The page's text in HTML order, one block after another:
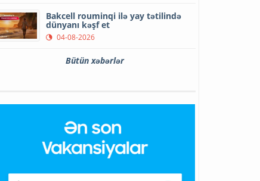
Bakcell rouminqi ilə yay tətilində
dünyanı kəşf et
04-08-2026
Bütün xəbərlər